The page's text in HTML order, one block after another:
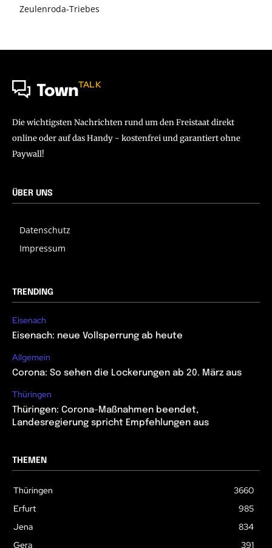
Zeulenroda-Triebes
TownTALK
Die wichtigsten Nachrichten rund um den Freistaat direkt
online oder auf das Handy - kostenfrei und garantiert ohne
Paywall!
ÜBER UNS
Datenschutz
Impressum
TRENDING
Eisenach
Eisenach: neue Vollsperrung ab heute
Allgemein
Corona: So sehen die Lockerungen ab 20. März aus
Thüringen
Thüringen: Corona-Maßnahmen beendet,
Landesregierung spricht Empfehlungen aus
THEMEN
Thüringen
3660
Erfurt
985
Jena
834
Gera
391